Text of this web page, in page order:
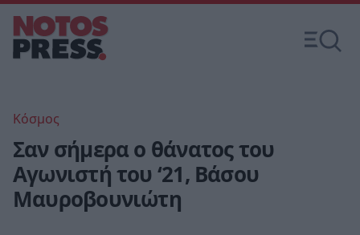
Κόσμος
Σαν σήμερα ο θάνατος του
Αγωνιστή του ‘21, Βάσου
Μαυροβουνιώτη